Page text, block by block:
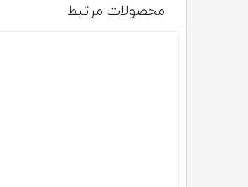
محصولات مرتبط